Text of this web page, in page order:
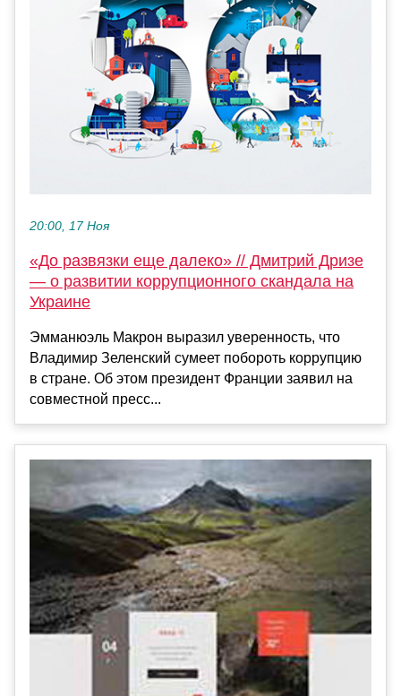
20:00, 17 Ноя
«До развязки еще далеко» // Дмитрий Дризе
— о развитии коррупционного скандала на
Украине
Эмманюэль Макрон выразил уверенность, что
Владимир Зеленский сумеет побороть коррупцию
в стране. Об этом президент Франции заявил на
совместной пресс...